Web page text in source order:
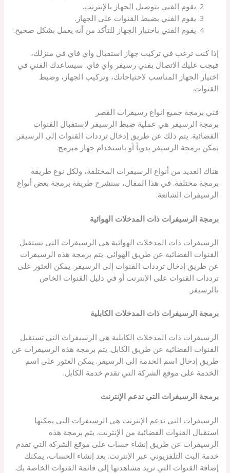
يقوم الفني بتوصيل الجهاز بالإنترنت.
يقوم الفني بضبط القنوات على الجهاز.
يقوم الفني باختبار الجهاز للتأكد من أنه يعمل بشكل صحيح.
إذا كنت ترغب في تركيب جهاز استقبال واي فاي في منزلك،
فيجب عليك الاتصال بفني رسيفر واي فاي. سيساعدك الفني في
اختيار الجهاز المناسب لاحتياجاتك، وتركيب الجهاز، وضبط
القنوات.
فني برمجة جميع انواع رسيفرات القصر
برمجة الرسيفر هي عملية ضبط الرسيفر لاستقبال القنوات
الفضائية. يتم ذلك عن طريق إدخال ترددات القنوات إلى الرسيفر.
يمكن برمجة الرسيفر يدوياً أو باستخدام جهاز مبرمج.
هناك العديد من أنواع الرسيفرات المختلفة، ولكل نوع طريقة
برمجة مختلفة. في هذا المقال، سنشرح طريقة برمجة بعض أنواع
الرسيفرات الشائعة.
برمجة الرسيفرات ذات المدخلات الهوائية
الرسيفرات ذات المدخلات الهوائية هي الرسيفرات التي تستقبل
القنوات الفضائية عن طريق الهوائي. يتم برمجة هذه الرسيفرات
عن طريق إدخال ترددات القنوات إلى الرسيفر. يمكن العثور على
ترددات القنوات على الإنترنت أو في دليل القنوات الخاص
بالرسيفر.
برمجة الرسيفرات ذات المدخلات الكابلية
الرسيفرات ذات المدخلات الكابلية هي الرسيفرات التي تستقبل
القنوات الفضائية عن طريق الكابل. يتم برمجة هذه الرسيفرات عن
طريق إدخال اسم الخدمة إلى الرسيفر. يمكن العثور على اسم
الخدمة على موقع الشركة التي تقدم خدمة الكابل.
برمجة الرسيفرات التي تدعم الإنترنت
الرسيفرات التي تدعم الإنترنت هي الرسيفرات التي يمكنها
استقبال القنوات الفضائية من الإنترنت. يتم برمجة هذه
الرسيفرات عن طريق إنشاء حساب على موقع الشركة التي تقدم
خدمة البث التلفزيوني عبر الإنترنت. بعد إنشاء الحساب، يمكنك
إضافة القنوات التي تريد مشاهدتها إلى قائمة القنوات الخاصة بك.